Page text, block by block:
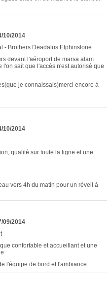
10/2014
- Brothers Deadalus Elphinstone
devant l'aéroport de marsa alam
sait que l'accès n'est autorisé que
je connaissais)merci encore à
10/2014
qualité sur toute la ligne et une
vers 4h du matin pour un réveil à
09/2014
confortable et accueillant et une
l'équipe de bord et l'ambiance